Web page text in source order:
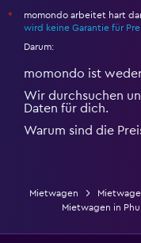
*
momondo arbeitet hart
wird keine Garantie für
Darum:
momondo ist
Wir durchsuchen
Daten für dich.
Warum sind die
Mietwagen
Mietwagen in